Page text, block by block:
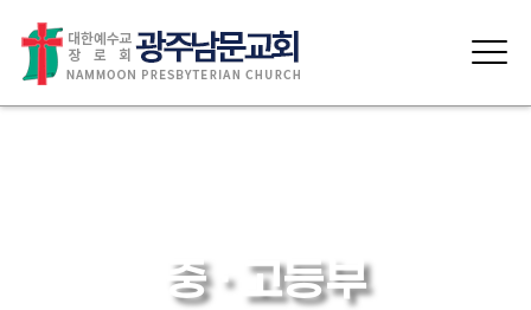
중 · 고등부